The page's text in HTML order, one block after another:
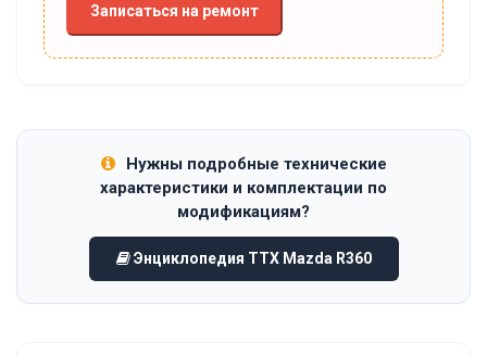
Записаться на ремонт
Нужны подробные технические
характеристики и комплектации по
модификациям?
Энциклопедия ТТХ Mazda R360